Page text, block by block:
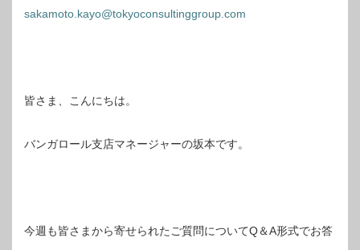
sakamoto.kayo@tokyoconsultinggroup.com
皆さま、こんにちは。
バンガロール支店マネージャーの坂本です。
今週も皆さまから寄せられたご質問についてQ＆A形式でお答